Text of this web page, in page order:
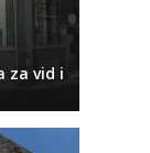
za vid i